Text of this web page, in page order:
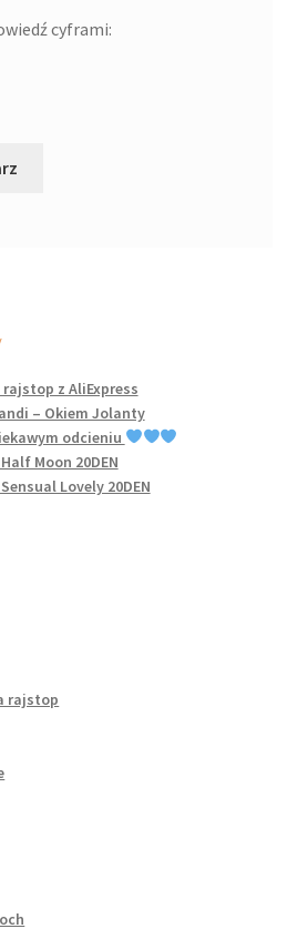
cyframi:
rajstop z AliExpress
– Okiem Jolanty
odcieniu
Moon 20DEN
Lovely 20DEN
rajstop